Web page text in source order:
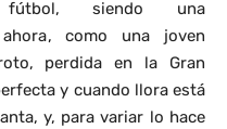
siendo una
como una joven
perdida en la Gran
y cuando llora está
y, para variar lo hace